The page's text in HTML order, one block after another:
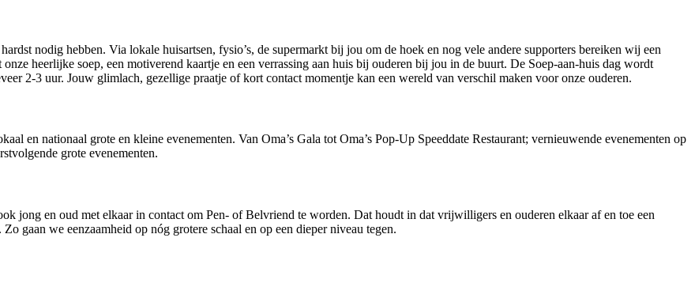
nodig hebben. Via lokale huisartsen, fysio’s, de supermarkt bij jou om de hoek en nog vele andere supporters bereiken wij een
heerlijke soep, een motiverend kaartje en een verrassing aan huis bij ouderen bij jou in de buurt. De Soep-aan-huis dag wordt
2-3 uur. Jouw glimlach, gezellige praatje of kort contact momentje kan een wereld van verschil maken voor onze ouderen.
en nationaal grote en kleine evenementen. Van Oma’s Gala tot Oma’s Pop-Up Speeddate Restaurant; vernieuwende evenementen op
grote evenementen.
jong en oud met elkaar in contact om Pen- of Belvriend te worden. Dat houdt in dat vrijwilligers en ouderen elkaar af en toe een
gaan we eenzaamheid op nóg grotere schaal en op een dieper niveau tegen.